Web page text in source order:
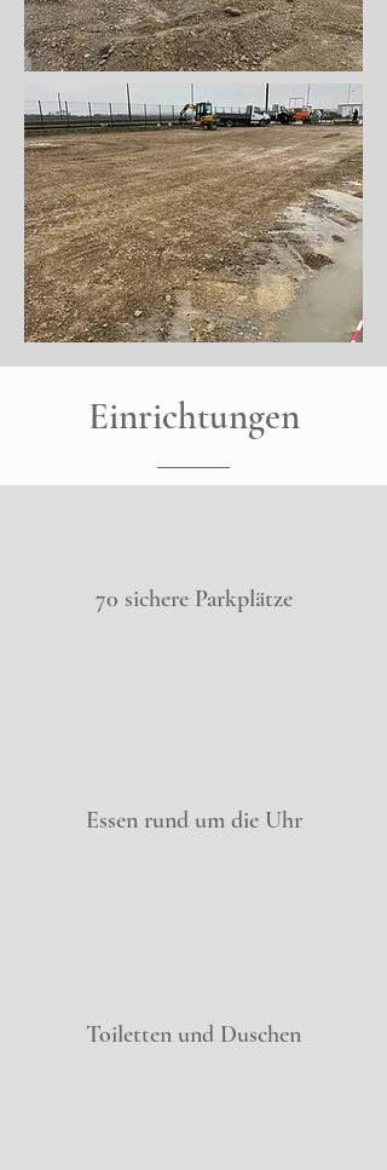
Einrichtungen
70 sichere Parkplätze
Essen rund um die Uhr
Toiletten und Duschen